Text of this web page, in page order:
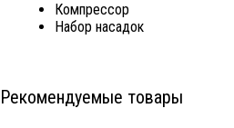
Компрессор
Набор насадок
Рекомендуемые товары